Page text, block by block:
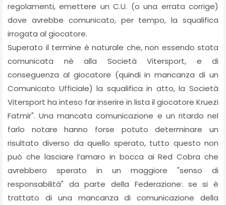
regolamenti, emettere un C.U. (o una errata corrige)
dove avrebbe comunicato, per tempo, la squalifica
irrogata al giocatore.
Superato il termine è naturale che, non essendo stata
comunicata né alla Società Vitersport, e di
conseguenza al giocatore (quindi in mancanza di un
Comunicato Ufficiale) la squalifica in atto, la Società
Vitersport ha inteso far inserire in lista il giocatore Kruezi
Fatmir". Una mancata comunicazione e un ritardo nel
farlo notare hanno forse potuto determinare un
risultato diverso da quello sperato, tutto questo non
può che lasciare l’amaro in bocca ai Red Cobra che
avrebbero sperato in un maggiore "senso di
responsabilità" da parte della Federazione: se si è
trattato di una mancanza di comunicazione della